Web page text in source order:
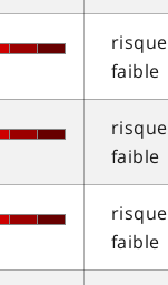
risque
faible
risque
faible
risque
faible